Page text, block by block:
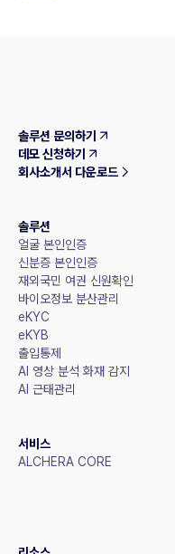
솔루션 문의하기
데모 신청하기
회사소개서 다운로드
솔루션
얼굴 본인인증
신분증 본인인증
재외국민 여권 신원확인
바이오정보 분산관리
eKYC
eKYB
출입통제
AI 영상 분석 화재 감지
AI 근태관리
서비스
ALCHERA CORE